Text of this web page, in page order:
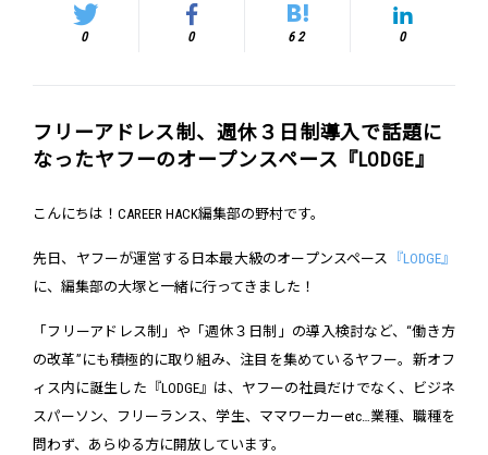
0 0 62 0
フリーアドレス制、週休３日制導入で話題に
なったヤフーのオープンスペース『LODGE』
こんにちは！CAREER HACK編集部の野村です。
先日、ヤフーが運営する日本最大級のオープンスペース
『LODGE』
に、編集部の大塚と一緒に行ってきました！
「フリーアドレス制」や「週休３日制」の導入検討など、“働き方
の改革”にも積極的に取り組み、注目を集めているヤフー。新オフ
ィス内に誕生した『LODGE』は、ヤフーの社員だけでなく、ビジネ
スパーソン、フリーランス、学生、ママワーカーetc…業種、職種を
問わず、あらゆる方に開放しています。